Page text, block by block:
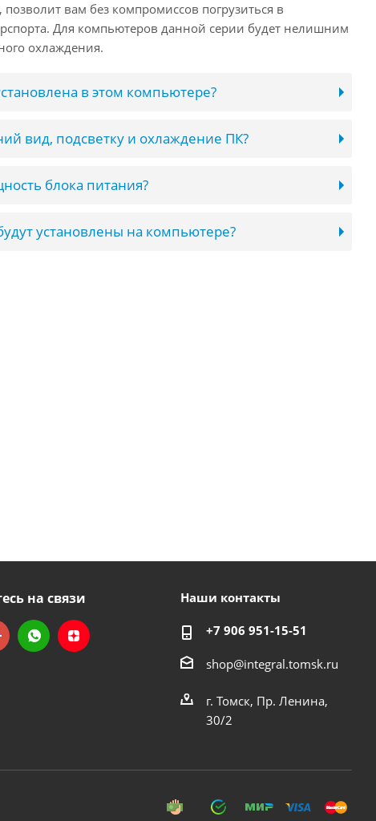
вам без компромиссов погрузиться в
Для компьютеров данной серии будет нелишним
охлаждения.
в этом компьютере?
вид, подсветку и охлаждение ПК?
блока питания?
установлены на компьютере?
на связи Наши контакты
+7 906 951-15-51
shop@integral.tomsk.ru
г. Томск, Пр. Ленина,
30/2